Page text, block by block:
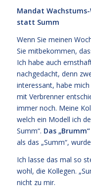
Mandat
statt Summ
Wenn Sie meinen
Sie mitbekommen,
Ich habe auch
nachgedacht, denn
interessant, habe
mit Verbrenner
immer noch. Meine
welch ein Modell ich
Summ“. Das
als das „Summ“,
Ich lasse das mal so
wohl, die Kollegen.
nicht zu mir.